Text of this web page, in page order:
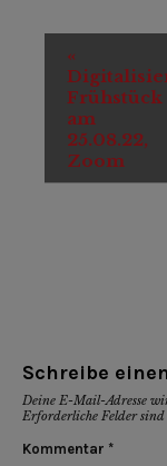
Navigation
«
Frühstück
am
25.08.22,
Zoom
Schreibe
Deine E-Mail-Adresse
Erforderliche Felder
Kommentar *